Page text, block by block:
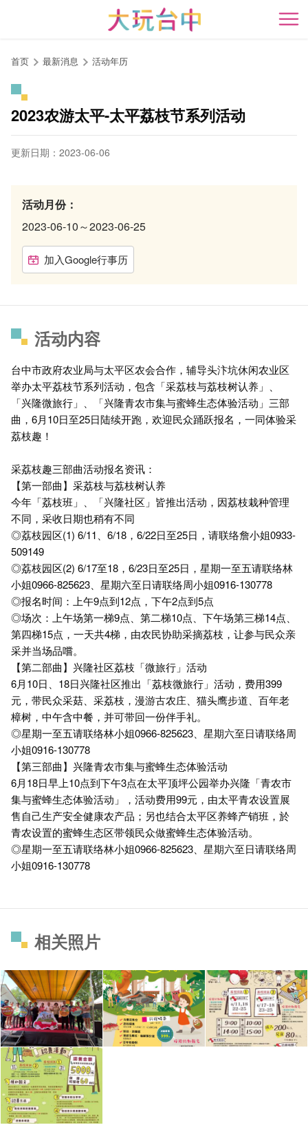
开
首页 最新消息 活动年历
2023农游太平-太平荔枝节系列活动
更新日期：2023-06-06
活动月份：
2023-06-10～2023-06-25
加入Google行事历
活动内容
台中市政府农业局与太平区农会合作，辅导头汴坑休闲农业区
举办太平荔枝节系列活动，包含「采荔枝与荔枝树认养」、
「兴隆微旅行」、「兴隆青农市集与蜜蜂生态体验活动」三部
曲，6月10日至25日陆续开跑，欢迎民众踊跃报名，一同体验采
荔枝趣！
采荔枝趣三部曲活动报名资讯：
【第一部曲】采荔枝与荔枝树认养
今年「荔枝班」、「兴隆社区」皆推出活动，因荔枝栽种管理
不同，采收日期也稍有不同
◎荔枝园区(1) 6/11、6/18，6/22日至25日，请联络詹小姐0933-
509149
◎荔枝园区(2) 6/17至18，6/23日至25日，星期一至五请联络林
小姐0966-825623、星期六至日请联络周小姐0916-130778
◎报名时间：上午9点到12点，下午2点到5点
◎场次：上午场第一梯9点、第二梯10点、下午场第三梯14点、
第四梯15点，一天共4梯，由农民协助采摘荔枝，让参与民众亲
采并当场品嚐。
【第二部曲】兴隆社区荔枝「微旅行」活动
6月10日、18日兴隆社区推出「荔枝微旅行」活动，费用399
元，带民众采菇、采荔枝，漫游古农庄、猫头鹰步道、百年老
樟树，中午含中餐，并可带回一份伴手礼。
◎星期一至五请联络林小姐0966-825623、星期六至日请联络周
小姐0916-130778
【第三部曲】兴隆青农市集与蜜蜂生态体验活动
6月18日早上10点到下午3点在太平顶坪公园举办兴隆「青农市
集与蜜蜂生态体验活动」，活动费用99元，由太平青农设置展
售自己生产安全健康农产品；另也结合太平区养蜂产销班，於
青农设置的蜜蜂生态区带领民众做蜜蜂生态体验活动。
◎星期一至五请联络林小姐0966-825623、星期六至日请联络周
小姐0916-130778
相关照片